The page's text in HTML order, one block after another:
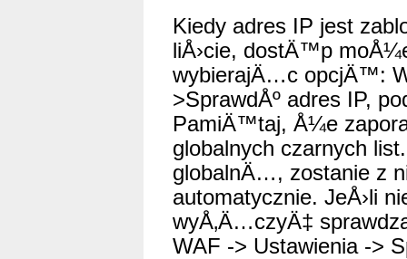
Kiedy adres IP jest
liÅ›cie, dostÄ™p
wybierajÄ…c opcjÄ™:
>SprawdÅº adres IP,
PamiÄ™taj, Å¼e
globalnych czarnych
globalnÄ…, zostanie z
automatycznie. JeÅ›li
wyÅ‚Ä…czyÄ‡
WAF -> Ustawienia ->